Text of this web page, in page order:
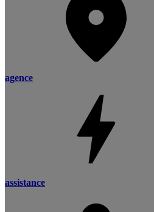
agence
assistance